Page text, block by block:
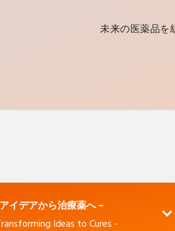
未来の医薬品を
イデアから治療薬へ－
Ideas to Cures -